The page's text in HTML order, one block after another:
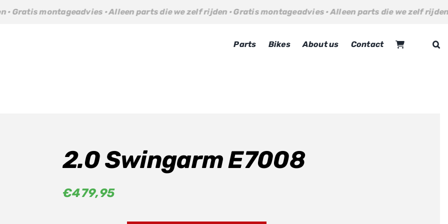
· Alleen parts die we zelf rijden · Gratis montageadvies · Alleen parts die we zelf rijden · Gratis
Parts Bikes About us Contact
2.0 Swingarm E7008
€479,95